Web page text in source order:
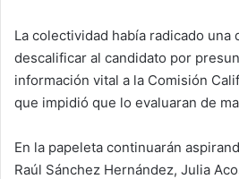
La colectividad había radicado una
descalificar al candidato por
información vital a la Comisión
que impidió que lo evaluaran de
En la papeleta continuarán
Raúl Sánchez Hernández, Julia